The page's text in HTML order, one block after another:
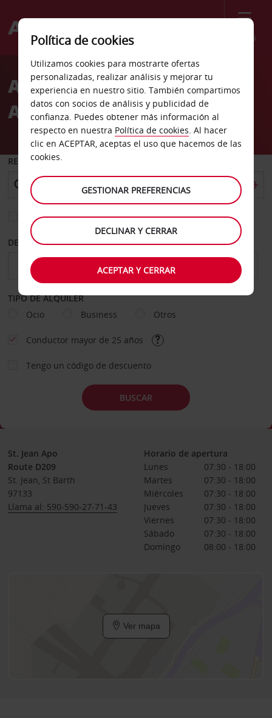
Menú
Welcome
AvisAlquiler de coches
Aeropuerto de St Jean
RECOGER EN
Elegir otra oficina de devolución
DESDE HASTA
TIPO DE ALQUILER
Ocio
Business Otros
Conductor mayor de 25 años
Tengo un código de descuento
BUSCAR
St. Jean Apo
Route D209
St. Jean, St Barth
97133
Llama al: 590-590-27-71-43
Horario de apertura
Lunes
07:30 - 18:00
Martes
07:30 - 18:00
Miércoles
07:30 - 18:00
Jueves
07:30 - 18:00
Viernes
07:30 - 18:00
Sábado
07:30 - 18:00
Domingo
08:00 - 18:00
Ver mapa
Política de cookies
Utilizamos cookies para mostrarte ofertas
personalizadas, realizar análisis y mejorar tu
experiencia en nuestro sitio. También compartimos
datos con socios de análisis y publicidad de
confianza. Puedes obtener más información al
respecto en nuestra Política de cookies. Al hacer
clic en ACEPTAR, aceptas el uso que hacemos de las
cookies.
GESTIONAR PREFERENCIAS
DECLINAR Y CERRAR
ACEPTAR Y CERRAR